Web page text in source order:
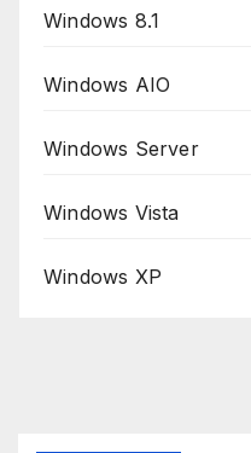
Windows 8.1
Windows AIO
Windows Server
Windows Vista
Windows XP